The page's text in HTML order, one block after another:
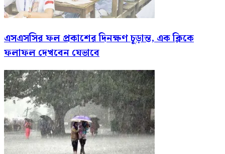
এসএসসির ফল প্রকাশের দিনক্ষণ চূড়ান্ত, এক ক্লিকে
ফলাফল দেখবেন যেভাবে